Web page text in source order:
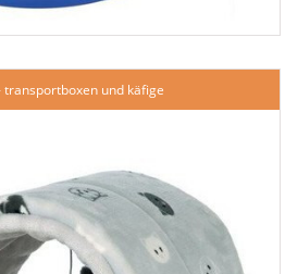
transportboxen und käfige